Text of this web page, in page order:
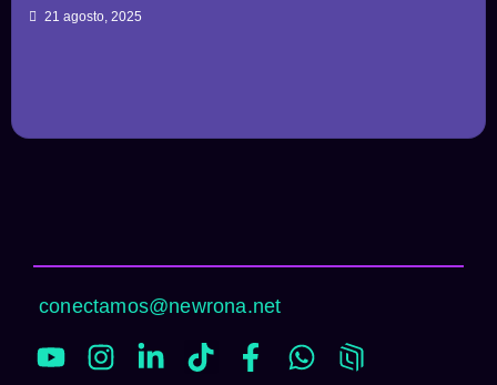
21 agosto, 2025
conectamos@newrona.net